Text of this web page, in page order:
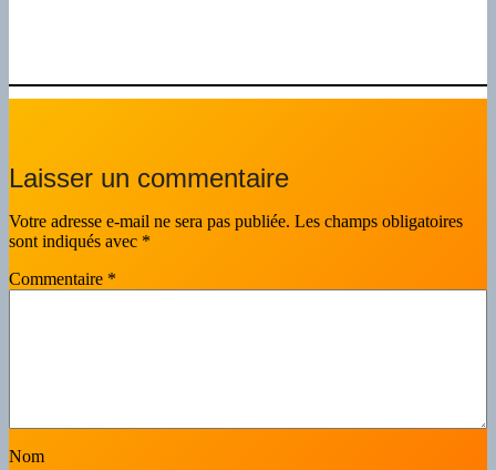
Laisser un commentaire
Votre adresse e-mail ne sera pas publiée. Les champs obligatoires
sont indiqués avec *
Commentaire *
Nom